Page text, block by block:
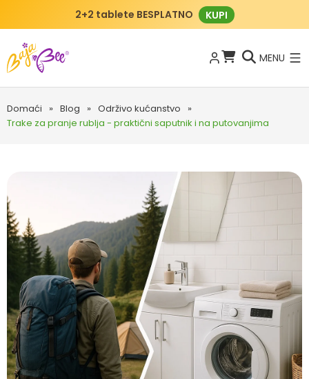
2+2 tablete BESPLATNO KUPI
MENU
Domaći » Blog » Održivo kućanstvo
»
Trake za pranje rublja - praktični saputnik i na putovanjima